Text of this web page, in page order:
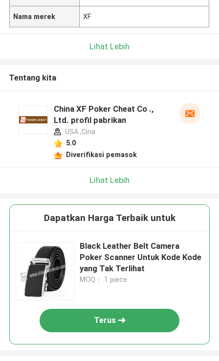
Nama merek XF
Lihat Lebih
Tentang kita
China XF Poker Cheat Co .,
Ltd. profil pabrikan
USA ,Cina
5.0
Diverifikasi pemasok
Lihat Lebih
Dapatkan Harga Terbaik untuk
Black Leather Belt Camera
Poker Scanner Untuk Kode Kode
yang Tak Terlihat
MOQ： 1 piece
Terus